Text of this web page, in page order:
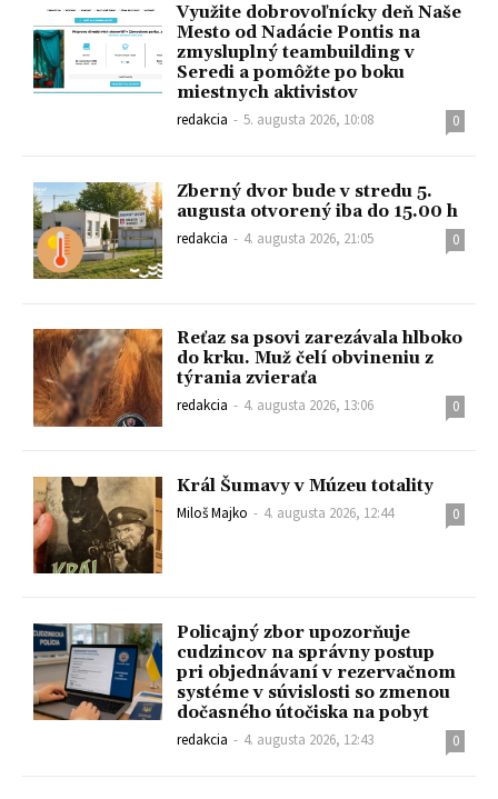
Využite dobrovoľnícky deň Naše
Mesto od Nadácie Pontis na
zmysluplný teambuilding v
Seredi a pomôžte po boku
miestnych aktivistov
redakcia - 5. augusta 2026, 10:08 0
Zberný dvor bude v stredu 5.
augusta otvorený iba do 15.00 h
redakcia - 4. augusta 2026, 21:05 0
Reťaz sa psovi zarezávala hlboko
do krku. Muž čelí obvineniu z
týrania zvieraťa
redakcia - 4. augusta 2026, 13:06 0
Král Šumavy v Múzeu totality
Miloš Majko - 4. augusta 2026, 12:44 0
Policajný zbor upozorňuje
cudzincov na správny postup
pri objednávaní v rezervačnom
systéme v súvislosti so zmenou
dočasného útočiska na pobyt
redakcia - 4. augusta 2026, 12:43 0